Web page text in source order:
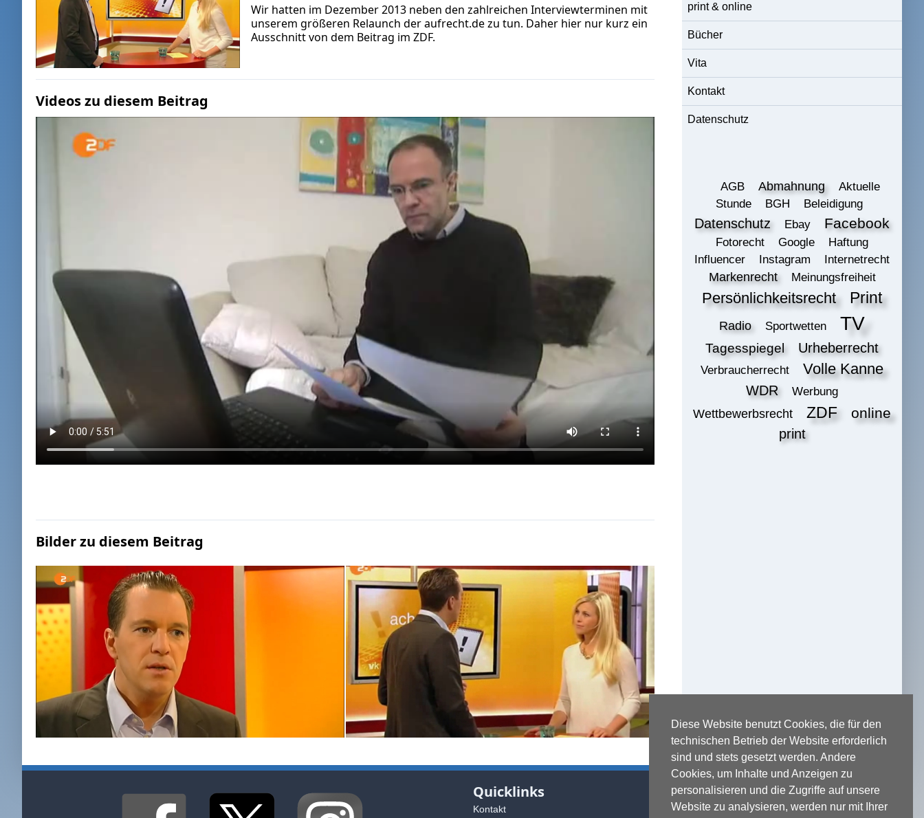
Diese Website benutzt Cookies, die für den
technischen Betrieb der Website erforderlich
sind und stets gesetzt werden. Andere
Cookies, um Inhalte und Anzeigen zu
personalisieren und die Zugriffe auf unsere
Website zu analysieren, werden nur mit Ihrer
Wir hatten im Dezember 2013 neben den zahlreichen Interviewterminen mit
unserem größeren Relaunch der aufrecht.de zu tun. Daher hier nur kurz ein
Ausschnitt von dem Beitrag im ZDF.
Videos zu diesem Beitrag
Bilder zu diesem Beitrag
print & online
Bücher
Vita
Kontakt
Datenschutz
AGB Abmahnung
Aktuelle
Stunde
BGH Beleidigung
Datenschutz Ebay Facebook
Fotorecht Google
Haftung
Influencer
Instagram Internetrecht
Markenrecht Meinungsfreiheit
Persönlichkeitsrecht Print
Radio Sportwetten TV
Tagesspiegel Urheberrecht
Verbraucherrecht Volle Kanne
WDR Werbung
Wettbewerbsrecht ZDF online
print
Quicklinks
Kontakt
Kontaktadresse
Michael Terhaag - Rechtsanwalt